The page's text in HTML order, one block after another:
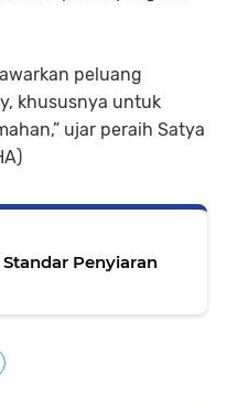
peluang
khususnya untuk
ujar peraih Satya
Penyiaran